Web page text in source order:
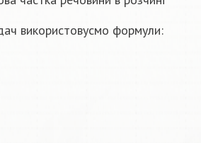
використовусмо формули: